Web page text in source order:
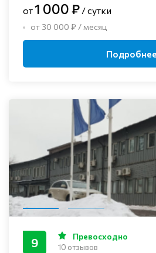
от1 000 ₽ / сутки
от 30 000 ₽ / месяц
Подробнее
9 Превосходно
10 отзывов